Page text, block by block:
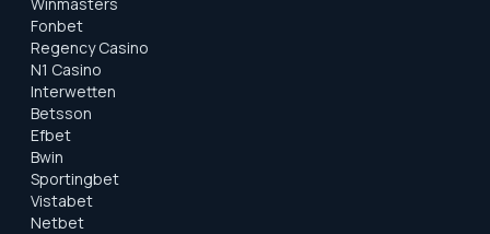
Fonbet
Regency Casino
N1 Casino
Interwetten
Betsson
Efbet
Bwin
Sportingbet
Vistabet
Netbet